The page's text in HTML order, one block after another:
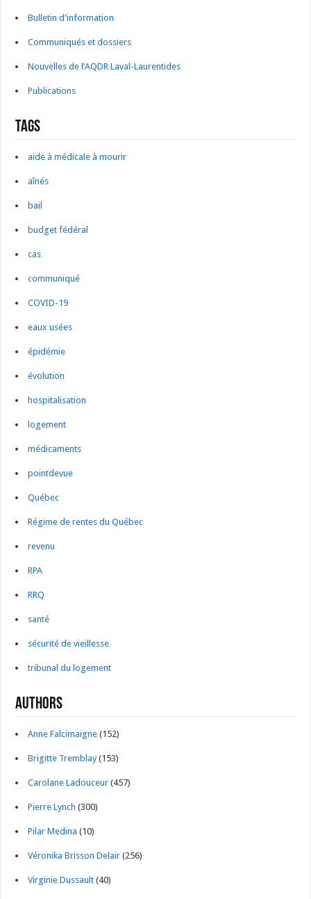
Bulletin d'information
Communiqués et dossiers
Nouvelles de l’AQDR Laval-Laurentides
Publications
Tags
aide à médicale à mourir
aînés
bail
budget fédéral
cas
communiqué
COVID-19
eaux usées
épidémie
évolution
hospitalisation
logement
médicaments
pointdevue
Québec
Régime de rentes du Québec
revenu
RPA
RRQ
santé
sécurité de vieillesse
tribunal du logement
Authors
Anne Falcimaigne (152)
Brigitte Tremblay(153)
Carolane Ladouceur (457)
Pierre Lynch (300)
Pilar Medina (10)
Véronika Brisson Delair (256)
Virginie Dussault (40)